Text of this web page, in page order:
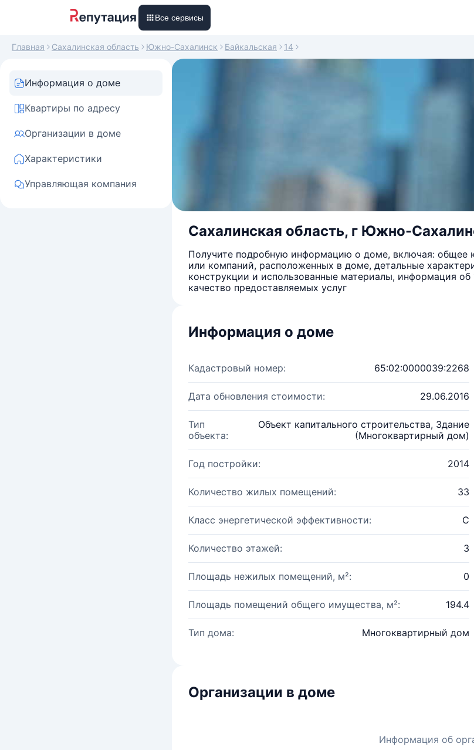
Все сервисы
Главная Сахалинская область Южно-Сахалинск Байкальская 14
Информация о доме
Квартиры по адресу
Организации в доме
Характеристики
Управляющая компания
Сахалинская область, г Южно-
Получите подробную информацию о доме, включая: общее
или компаний, расположенных в доме, детальные
конструкции и использованные материалы, информация
качество предоставляемых услуг
Информация о доме
Кадастровый номер: 65:02:0000039:2268
Дата обновления стоимости: 29.06.2016
Тип
объекта:
Объект капитального строительства, Здание
(Многоквартирный дом)
Год постройки: 2014
Количество жилых помещений: 33
Класс энергетической эффективности: C
Количество этажей: 3
Площадь нежилых помещений, м²: 0
Площадь помещений общего имущества, м²: 194.4
Тип дома: Многоквартирный дом
Организации в доме
Информация об